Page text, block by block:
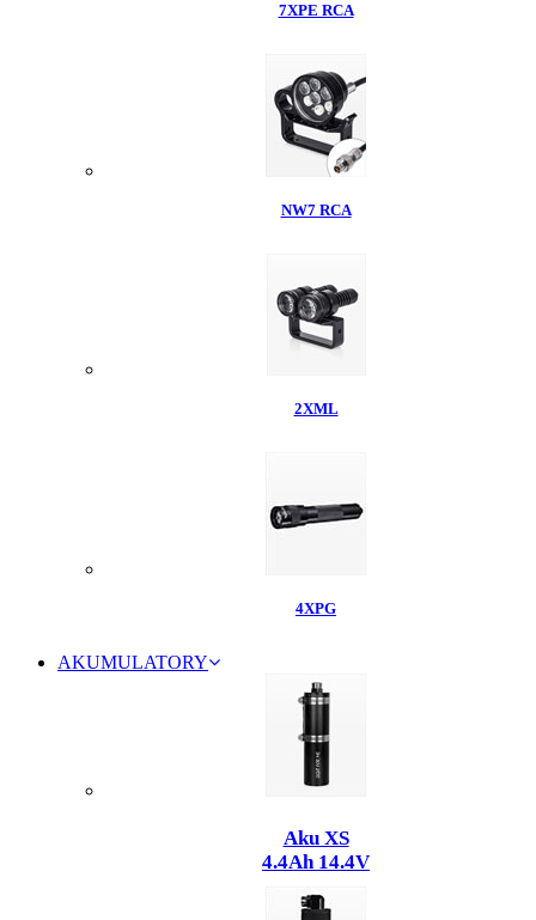
7XPE RCA
NW7 RCA
2XML
4XPG
AKUMULATORY
Aku XS
4.4Ah 14.4V